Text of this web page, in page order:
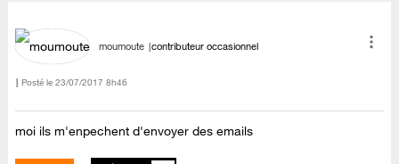
moumoute contributeur occasionnel
Posté le ‎23/07/2017 8h46
moi ils m'enpechent d'envoyer des emails